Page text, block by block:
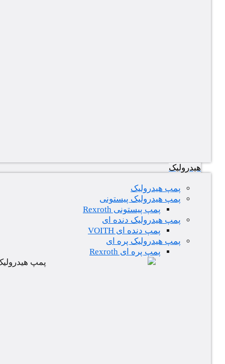
هیدرولیک
پمپ هیدرولیک
پمپ هیدرولیک پیستونی
پمپ پیستونی Rexroth
پمپ هیدرولیک دنده ای
پمپ دنده ای VOITH
پمپ هیدرولیک پره ای
پمپ پره ای Rexroth